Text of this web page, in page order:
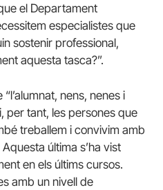
el Departament
especialistes que
sostenir professional,
aquesta tasca?”.
nens, nenes i
per tant, les persones que
treballem i convivim amb
última s’ha vist
en els últims cursos.
amb un nivell de